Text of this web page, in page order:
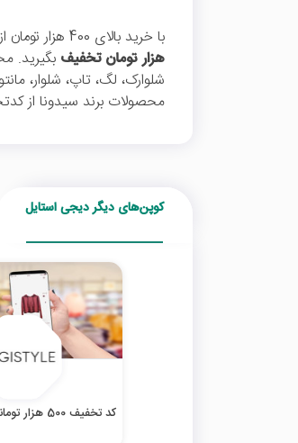
با خرید بالای 400 هزار تومان از پوشاک برند سیدونا و وارد کردن
هزار تومان تخفیف بگیرید.
شلوارک، لگ، تاپ، شلوار،
محصولات برند سیدونا از
کوپن‌های دیگر دیجی استایل
کد تخفیف 500 هزار تومانی دیجی استایل